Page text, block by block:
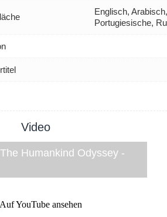
Englisch,
Portugiesische,
Video
Humankind Odyssey -